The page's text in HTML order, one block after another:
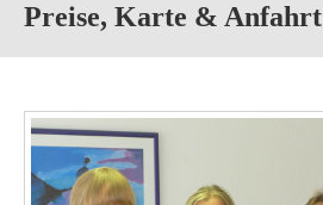
Preise, Karte & Anfahrt